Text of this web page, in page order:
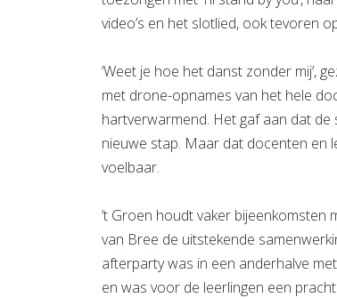
video’s en het slotlied, ook tevoren
‘Weet je hoe het danst zonder mij’,
met drone-opnames van het hele
hartverwarmend. Het gaf aan dat
nieuwe stap. Maar dat docenten en
voelbaar.
’t Groen houdt vaker bijeenkomsten
van Bree de uitstekende
afterparty was in een anderhalve
en was voor de leerlingen een